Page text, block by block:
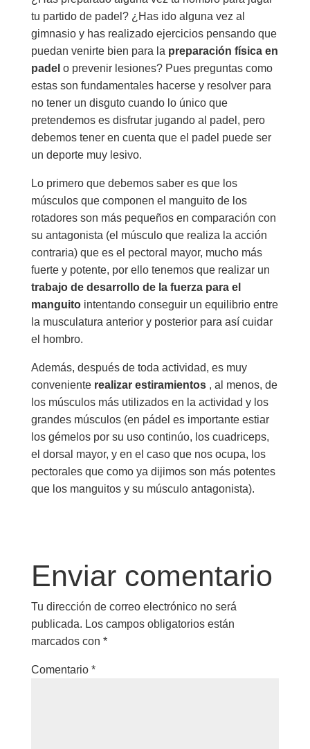
tu partido de padel? ¿Has ido alguna vez al
gimnasio y has realizado ejercicios pensando que
puedan venirte bien para la preparación física en
padel o prevenir lesiones? Pues preguntas como
estas son fundamentales hacerse y resolver para
no tener un disguto cuando lo único que
pretendemos es disfrutar jugando al padel, pero
debemos tener en cuenta que el padel puede ser
un deporte muy lesivo.
Lo primero que debemos saber es que los
músculos que componen el manguito de los
rotadores son más pequeños en comparación con
su antagonista (el músculo que realiza la acción
contraria) que es el pectoral mayor, mucho más
fuerte y potente, por ello tenemos que realizar un
trabajo de desarrollo de la fuerza para el
manguito intentando conseguir un equilibrio entre
la musculatura anterior y posterior para así cuidar
el hombro.
Además, después de toda actividad, es muy
conveniente realizar estiramientos , al menos, de
los músculos más utilizados en la actividad y los
grandes músculos (en pádel es importante estiar
los gémelos por su uso continúo, los cuadriceps,
el dorsal mayor, y en el caso que nos ocupa, los
pectorales que como ya dijimos son más potentes
que los manguitos y su músculo antagonista).
Enviar comentario
Tu dirección de correo electrónico no será
publicada. Los campos obligatorios están
marcados con *
Comentario *